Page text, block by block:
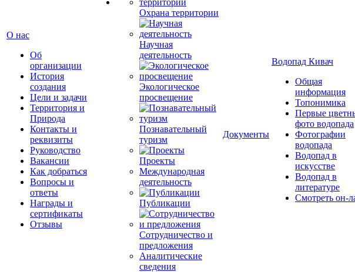
О нас
Об
организации
История
создания
Цели и задачи
Территория и
Природа
Контакты и
реквизиты
Руководство
Вакансии
Как добраться
Вопросы и
ответы
Награды и
сертификаты
Отзывы
Охрана территории
Научная
деятельность
Экологическое
просвещение
Познавательный
туризм
Проекты
Международная
деятельность
Публикации
Сотрудничество и
предложения
Аналитические
сведения
Документы
Водопад Кивач
Общая
информация
Топонимика
Первые
фото водопада
Фотографии
водопада
Водопад в
искусстве
Водопад в
литературе
Смотреть он-